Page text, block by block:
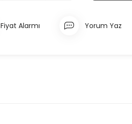
Fiyat Alarmı Yorum Yaz